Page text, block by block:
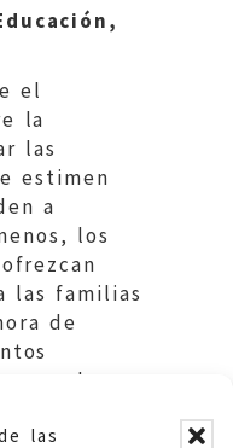
las
el
la
las
estimen
a
los
las familias
de
de